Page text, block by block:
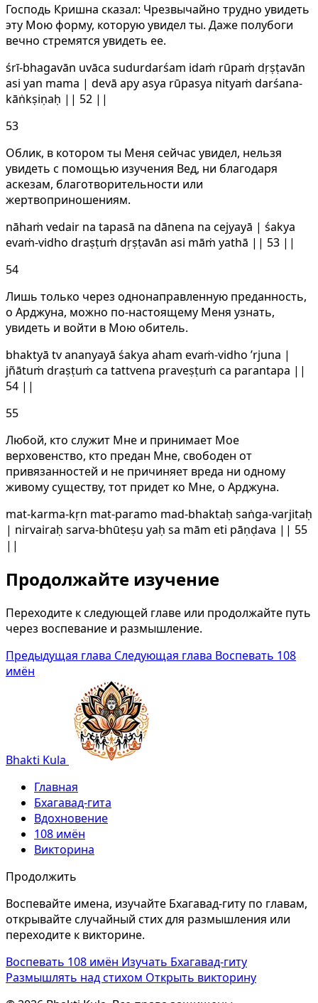
Господь Кришна сказал: Чрезвычайно трудно увидеть
эту Мою форму, которую увидел ты. Даже полубоги
вечно стремятся увидеть ее.
śrī-bhagavān uvāca sudurdarśam idaṁ rūpaṁ dṛṣṭavān
asi yan mama | devā apy asya rūpasya nityaṁ darśana-
kāṅkṣiṇaḥ || 52 ||
53
Облик, в котором ты Меня сейчас увидел, нельзя
увидеть с помощью изучения Вед, ни благодаря
аскезам, благотворительности или
жертвоприношениям.
nāhaṁ vedair na tapasā na dānena na cejyayā | śakya
evaṁ-vidho draṣṭuṁ dṛṣṭavān asi māṁ yathā || 53 ||
54
Лишь только через однонаправленную преданность,
о Арджуна, можно по-настоящему Меня узнать,
увидеть и войти в Мою обитель.
bhaktyā tv ananyayā śakya aham evaṁ-vidho ’rjuna |
jñātuṁ draṣṭuṁ ca tattvena praveṣṭuṁ ca parantapa ||
54 ||
55
Любой, кто служит Мне и принимает Мое
верховенство, кто предан Мне, свободен от
привязанностей и не причиняет вреда ни одному
живому существу, тот придет ко Мне, о Арджуна.
mat-karma-kṛn mat-paramo mad-bhaktaḥ saṅga-varjitaḥ
| nirvairaḥ sarva-bhūteṣu yaḥ sa mām eti pāṇḍava || 55
||
Продолжайте изучение
Переходите к следующей главе или продолжайте путь
через воспевание и размышление.
Предыдущая глава Следующая глава Воспевать 108
имён
Bhakti Kula
Главная
Бхагавад-гита
Вдохновение
108 имён
Викторина
Продолжить
Воспевайте имена, изучайте Бхагавад-гиту по главам,
открывайте случайный стих для размышления или
переходите к викторине.
Воспевать 108 имён Изучать Бхагавад-гиту
Размышлять над стихом Открыть викторину